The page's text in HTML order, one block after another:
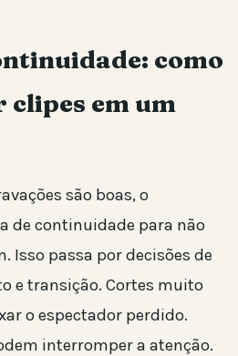
como
em um
são boas, o
de continuidade para não
Isso passa por decisões de
e transição. Cortes muito
o espectador perdido.
interromper a atenção.